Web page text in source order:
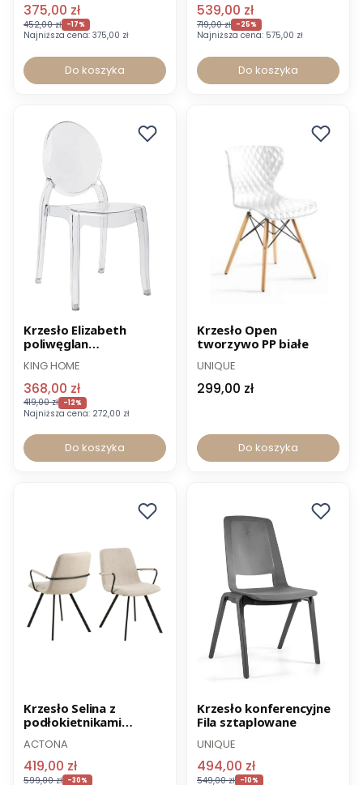
375,00 zł
452,00 zł -17%
Najniższa cena: 375,00 zł
Do koszyka
539,00 zł
719,00 zł -25%
Najniższa cena: 575,00 zł
Do koszyka
Promocja
Wysyłka 24h
Krzesło Elizabeth
poliwęglan
OUTLET
KING HOME
368,00 zł
419,00 zł -12%
Najniższa cena: 272,00 zł
Do koszyka
Krzesło Open
tworzywo PP białe
UNIQUE
299,00 zł
Do koszyka
Promocja
Wysyłka 24h
Krzesło Selina z
podłokietnikami
ACTONA
419,00 zł
599,00 zł -30%
Promocja
-12% z kodem PROMO12
Krzesło konferencyjne
Fila sztaplowane
UNIQUE
494,00 zł
549,00 zł -10%